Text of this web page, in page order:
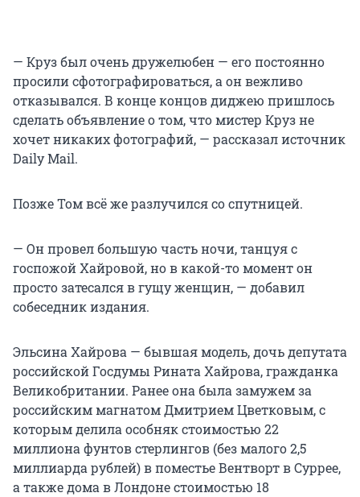
— Круз был очень дружелюбен — его постоянно
просили сфотографироваться, а он вежливо
отказывался. В конце концов диджею пришлось
сделать объявление о том, что мистер Круз не
хочет никаких фотографий, — рассказал источник
Daily Mail.
Позже Том всё же разлучился со спутницей.
— Он провел большую часть ночи, танцуя с
госпожой Хайровой, но в какой-то момент он
просто затесался в гущу женщин, — добавил
собеседник издания.
Эльсина Хайрова — бывшая модель, дочь депутата
российской Госдумы Рината Хайрова, гражданка
Великобритании. Ранее она была замужем за
российским магнатом Дмитрием Цветковым, с
которым делила особняк стоимостью 22
миллиона фунтов стерлингов (без малого 2,5
миллиарда рублей) в поместье Вентворт в Суррее,
а также дома в Лондоне стоимостью 18